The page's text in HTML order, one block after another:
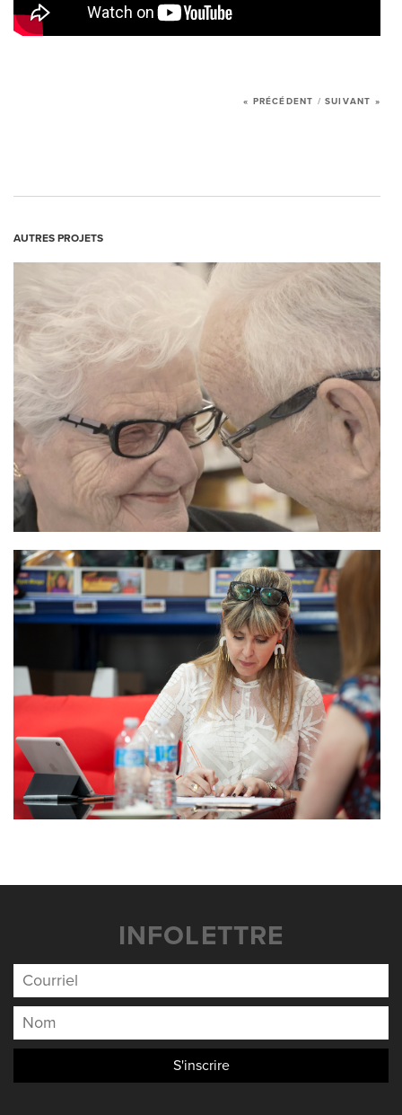
SERVICES
RÉALISATIONS
MANIFESTO
NOUVELLES
NOUS JOINDRE
« PRÉCÉDENT /SUIVANT »
AUTRES PROJETS
INFOLETTRE